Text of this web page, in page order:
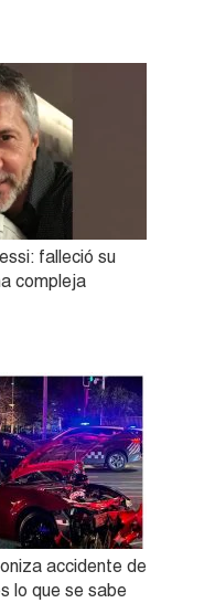
falleció su
compleja
accidente de
lo que se sabe